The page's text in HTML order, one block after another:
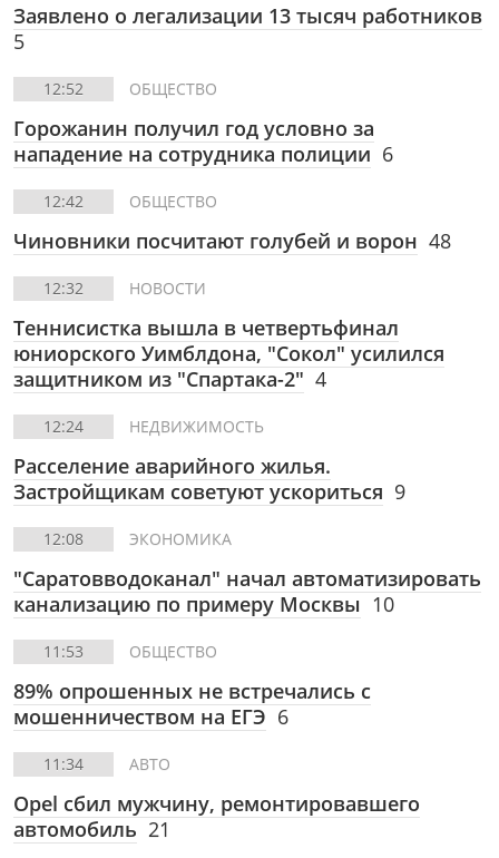
Заявлено о легализации 13 тысяч работников
5
12:52 ОБЩЕСТВО
Горожанин получил год условно за
нападение на сотрудника полиции 6
12:42 ОБЩЕСТВО
Чиновники посчитают голубей и ворон 48
12:32 НОВОСТИ
Теннисистка вышла в четвертьфинал
юниорского Уимблдона, "Сокол" усилился
защитником из "Спартака-2" 4
12:24 НЕДВИЖИМОСТЬ
Расселение аварийного жилья.
Застройщикам советуют ускориться 9
12:08 ЭКОНОМИКА
"Саратовводоканал" начал автоматизировать
канализацию по примеру Москвы 10
11:53 ОБЩЕСТВО
89% опрошенных не встречались с
мошенничеством на ЕГЭ 6
11:34 АВТО
Opel сбил мужчину, ремонтировавшего
автомобиль 21